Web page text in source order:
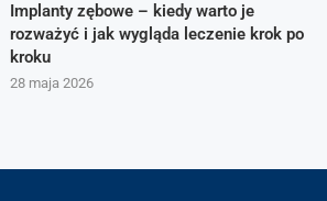
Implanty zębowe – kiedy warto je
rozważyć i jak wygląda leczenie krok po
kroku
28 maja 2026